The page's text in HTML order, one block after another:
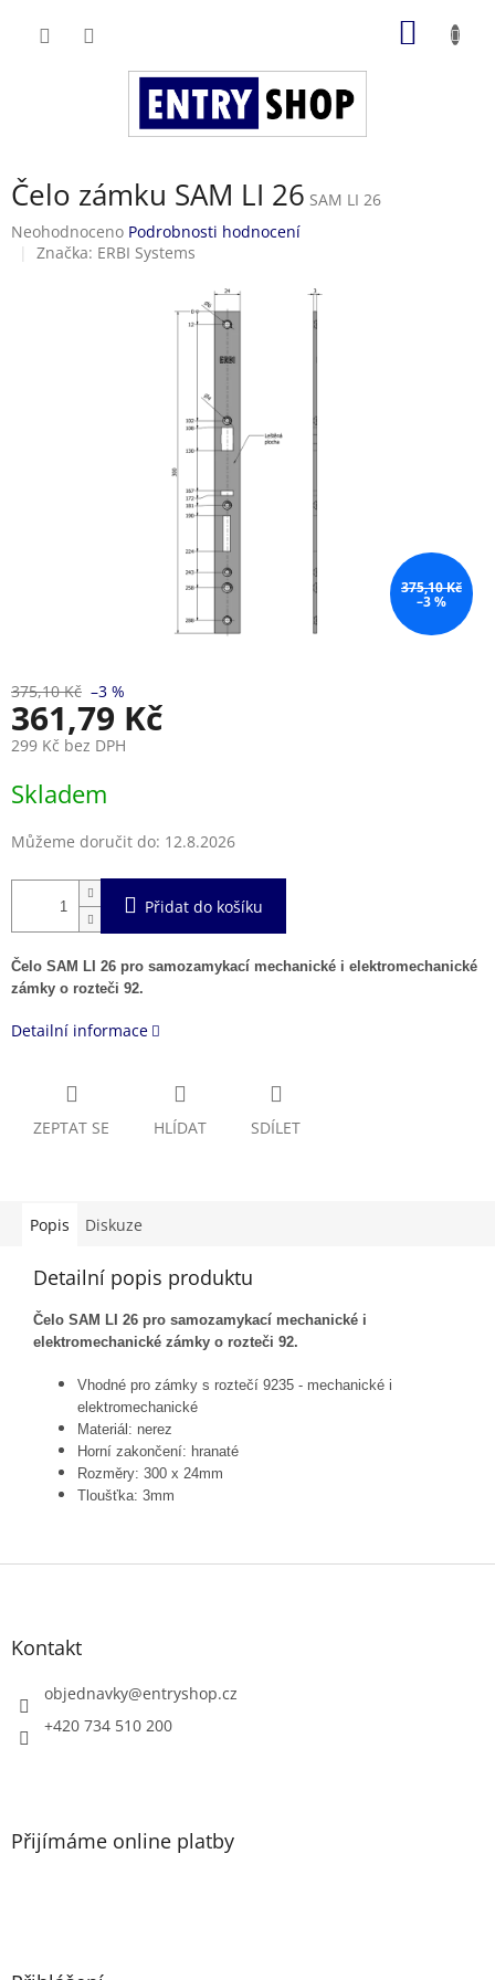
Čelo zámku SAM LI 26 SAM LI 26
Průměrné
hodnocení
Neohodnoceno Podrobnosti hodnocení
Značka: ERBI Systems
375,10 Kč
–3 %
375,10 Kč –3 %
361,79 Kč
299 Kč bez DPH
cena:
Skladem
Můžeme doručit do: 12.8.2026
Přidat do košíku
Čelo SAM LI 26 pro samozamykací mechanické i elektromechanické
zámky o rozteči 92.
Detailní informace
ZEPTAT SE HLÍDAT SDÍLET
Popis Diskuze
Detailní popis produktu
Čelo SAM LI 26 pro samozamykací mechanické i
elektromechanické zámky o rozteči 92.
Vhodné pro zámky s roztečí 9235 - mechanické i
elektromechanické
Materiál: nerez
Horní zakončení: hranaté
Rozměry: 300 x 24mm
Tloušťka: 3mm
Z
Kontakt
objednavky@entryshop.cz
+420 734 510 200
Přijímáme online platby